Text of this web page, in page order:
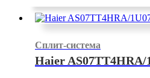
Сплит-система
Haier AS07TT4HRA/